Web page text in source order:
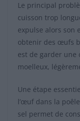
Le principal
cuisson trop
expulse alors son
obtenir des œufs
est de garder une
moelleux,
Une étape
l’œuf dans la
sel permet de